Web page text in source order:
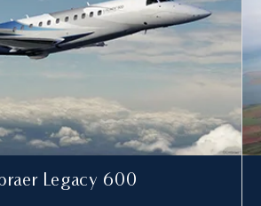
Legacy 600